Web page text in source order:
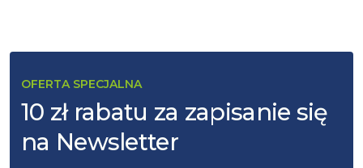
OFERTA SPECJALNA
10 zł rabatu za zapisanie się
na Newsletter